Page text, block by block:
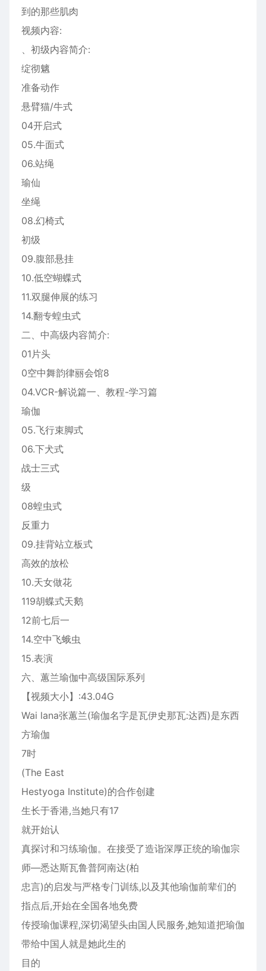
到的那些肌肉
视频内容:
、初级内容简介:
绽彻魑
准备动作
悬臂猫/牛式
04开启式
05.牛面式
06.站绳
瑜仙
坐绳
08.幻椅式
初级
09.腹部悬挂
10.低空蝴蝶式
11.双腿伸展的练习
14.翻专蝗虫式
二、中高级内容简介:
01片头
0空中舞韵律丽会馆8
04.VCR-解说篇一、教程-学习篇
瑜伽
05.飞行束脚式
06.下犬式
战士三式
级
08蝗虫式
反重力
09.挂背站立板式
高效的放松
10.天女做花
119胡蝶式天鹅
12前七后一
14.空中飞蛾虫
15.表演
六、蕙兰瑜伽中高级国际系列
【视频大小】:43.04G
Wai lana张蕙兰(瑜伽名字是瓦伊史那瓦:达西)是东西
方瑜伽
7时
(The East
Hestyoga Institute)的合作创建
生长于香港,当她只有17
就开始认
真探讨和习练瑜伽。在接受了造诣深厚正统的瑜伽宗
师—悉达斯瓦鲁普阿南达(柏
忠言)的启发与严格专门训练,以及其他瑜伽前辈们的
指点后,开始在全国各地免费
传授瑜伽课程,深切渴望头由国人民服务,她知道把瑜伽
带给中国人就是她此生的
目的